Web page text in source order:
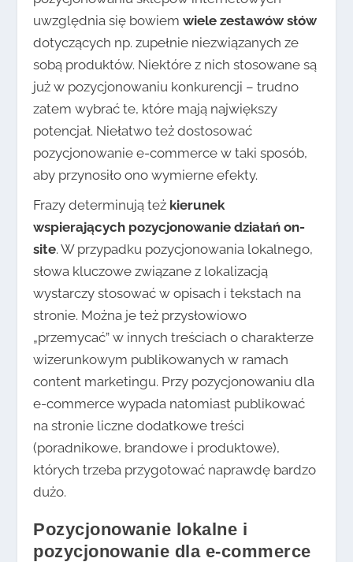
uwzględnia się bowiemwiele zestawów słów
dotyczących np. zupełnie niezwiązanych ze
sobą produktów. Niektóre z nich stosowane są
już w pozycjonowaniu konkurencji – trudno
zatem wybrać te, które mają największy
potencjał. Niełatwo też dostosować
pozycjonowanie e-commerce w taki sposób,
aby przynosiło ono wymierne efekty.
Frazy determinują też kierunek
wspierających pozycjonowanie działań on-
site. W przypadku pozycjonowania lokalnego,
słowa kluczowe związane z lokalizacją
wystarczy stosować w opisach i tekstach na
stronie. Można je też przysłowiowo
„przemycać” w innych treściach o charakterze
wizerunkowym publikowanych w ramach
content marketingu. Przy pozycjonowaniu dla
e-commerce wypada natomiast publikować
na stronie liczne dodatkowe treści
(poradnikowe, brandowe i produktowe),
których trzeba przygotować naprawdę bardzo
dużo.
Pozycjonowanie lokalne i
pozycjonowanie dla e-commerce